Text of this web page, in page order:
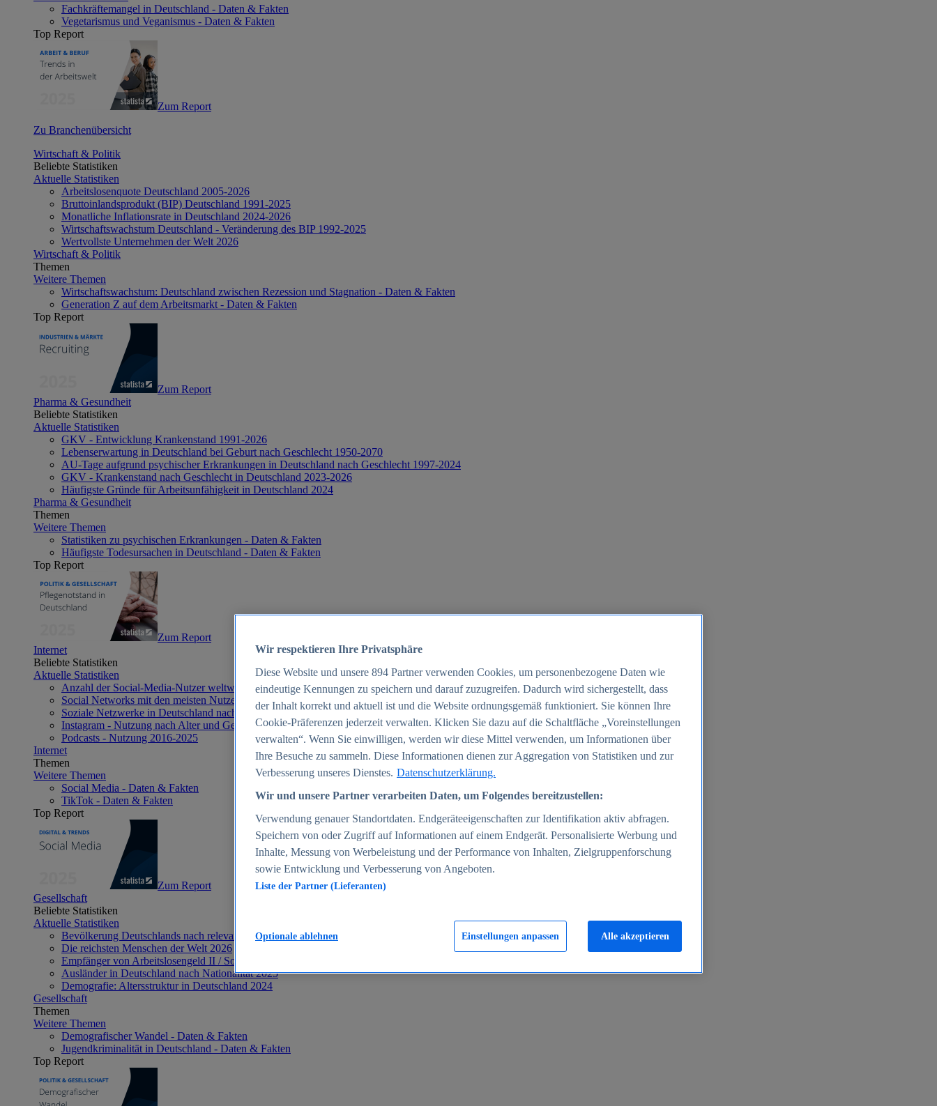
Fachkräftemangel in Deutschland - Daten & Fakten
Vegetarismus und Veganismus - Daten & Fakten
Top Report
Zum Report
Zu Branchenübersicht
Wirtschaft & Politik
Beliebte Statistiken
Aktuelle Statistiken
Arbeitslosenquote Deutschland 2005-2026
Bruttoinlandsprodukt (BIP) Deutschland 1991-2025
Monatliche Inflationsrate in Deutschland 2024-2026
Wirtschaftswachstum Deutschland - Veränderung des BIP 1992-2025
Wertvollste Unternehmen der Welt 2026
Wirtschaft & Politik
Themen
Weitere Themen
Wirtschaftswachstum: Deutschland zwischen Rezession und Stagnation - Daten & Fakten
Generation Z auf dem Arbeitsmarkt - Daten & Fakten
Top Report
Zum Report
Pharma & Gesundheit
Beliebte Statistiken
Aktuelle Statistiken
GKV - Entwicklung Krankenstand 1991-2026
Lebenserwartung in Deutschland bei Geburt nach Geschlecht 1950-2070
AU-Tage aufgrund psychischer Erkrankungen in Deutschland nach Geschlecht 1997-2024
GKV - Krankenstand nach Geschlecht in Deutschland 2023-2026
Häufigste Gründe für Arbeitsunfähigkeit in Deutschland 2024
Pharma & Gesundheit
Themen
Weitere Themen
Statistiken zu psychischen Erkrankungen - Daten & Fakten
Häufigste Todesursachen in Deutschland - Daten & Fakten
Top Report
Zum Report
Internet
Beliebte Statistiken
Aktuelle Statistiken
Anzahl der Social-Media-Nutzer weltweit 2012-2025
Social Networks mit den meisten Nutzern weltweit 2025
Soziale Netzwerke in Deutschland nach Generationen 2025
Instagram - Nutzung nach Alter und Geschlecht in Deutschland 2025
Podcasts - Nutzung 2016-2025
Internet
Themen
Weitere Themen
Social Media - Daten & Fakten
TikTok - Daten & Fakten
Top Report
Zum Report
Gesellschaft
Beliebte Statistiken
Aktuelle Statistiken
Bevölkerung Deutschlands nach relevanten Altersgruppen 2024
Die reichsten Menschen der Welt 2026
Empfänger von Arbeitslosengeld II / Sozialgeld / Bürgergeld in Deutschland 2005-2025
Ausländer in Deutschland nach Nationalität 2025
Demografie: Altersstruktur in Deutschland 2024
Gesellschaft
Themen
Weitere Themen
Demografischer Wandel - Daten & Fakten
Jugendkriminalität in Deutschland - Daten & Fakten
Top Report
Wir respektieren Ihre Privatsphäre
Diese Website und unsere 894 Partner verwenden Cookies, um personenbezogene Daten wie
eindeutige Kennungen zu speichern und darauf zuzugreifen. Dadurch wird sichergestellt, dass
der Inhalt korrekt und aktuell ist und die Website ordnungsgemäß funktioniert. Sie können Ihre
Cookie-Präferenzen jederzeit verwalten. Klicken Sie dazu auf die Schaltfläche „Voreinstellungen
verwalten“. Wenn Sie einwilligen, werden wir diese Mittel verwenden, um Informationen über
Ihre Besuche zu sammeln. Diese Informationen dienen zur Aggregation von Statistiken und zur
Verbesserung unseres Dienstes. Datenschutzerklärung.
Wir und unsere Partner verarbeiten Daten, um Folgendes bereitzustellen:
Verwendung genauer Standortdaten. Endgeräteeigenschaften zur Identifikation aktiv abfragen.
Speichern von oder Zugriff auf Informationen auf einem Endgerät. Personalisierte Werbung und
Inhalte, Messung von Werbeleistung und der Performance von Inhalten, Zielgruppenforschung
sowie Entwicklung und Verbesserung von Angeboten.
Liste der Partner (Lieferanten)
Einstellungen anpassen
Optionale ablehnen Alle akzeptieren